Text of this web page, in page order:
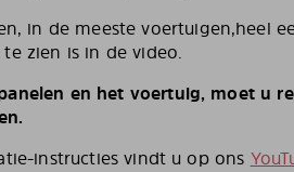
in de meeste voertuigen,heel
zien is in de video.
en het voertuig, moet u
instructies vindt u op ons